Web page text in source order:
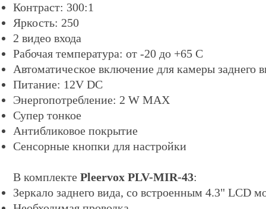
Контраст: 300:1
Яркость: 250
2 видео входа
Рабочая температура: от -20 до +65 C
Автоматическое включение для камеры заднего
Питание: 12V DC
Энергопотребление: 2 W MAX
Супер тонкое
Антибликовое покрытие
Сенсорные кнопки для настройки
В комплекте Pleervox PLV-MIR-43:
Зеркало заднего вида, со встроенным 4.3" LCD